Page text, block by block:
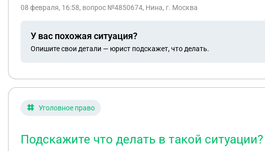
такие письменные показания заверять у нотариуса и могу ли
08 февраля, 16:58, вопрос №4850674, Нина, г. Москва
У вас похожая ситуация?
Опишите свои детали — юрист подскажет, что делать.
Уголовное право
Подскажите что делать в такой ситуации?